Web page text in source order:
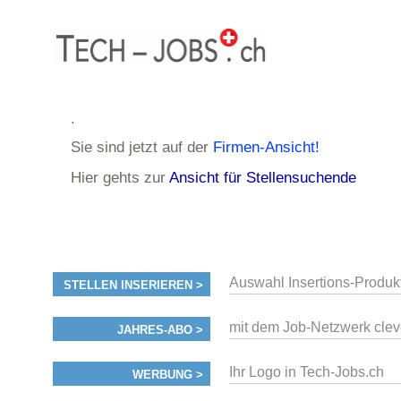
.
Sie sind jetzt auf der Firmen-Ansicht!
Hier gehts zur Ansicht für Stellensuchende
STELLEN INSERIEREN > Auswahl Insertions-
JAHRES-ABO > mit dem Job-Netzwerk
WERBUNG > Ihr Logo in Tech-Jobs.ch